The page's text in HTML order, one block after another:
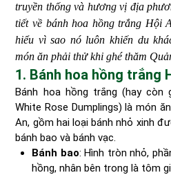
truyền thống và hương vị địa
tiết về bánh hoa hồng trắng Hội
hiểu vì sao nó luôn khiến du
món ăn phải thử khi ghé thăm
1. Bánh hoa hồng trắng
Bánh hoa hồng trắng (hay còn
White Rose Dumplings) là món
An, gồm hai loại bánh nhỏ xinh
bánh bao và bánh vạc.
Bánh bao: Hình tròn nhỏ,
hồng, nhân bên trong là tôm